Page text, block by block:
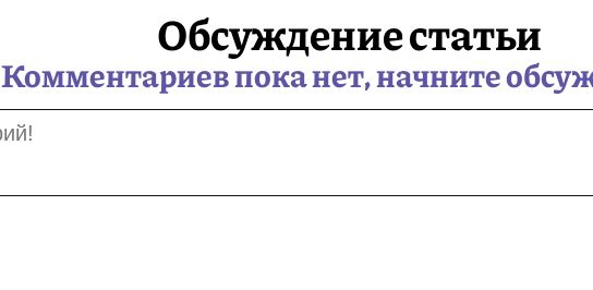
Обсуждение статьи
Комментариев пока нет, начните